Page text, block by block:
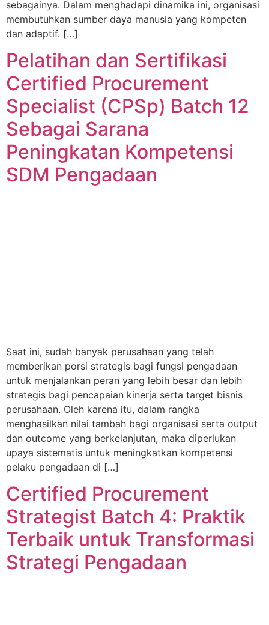
sebagainya. Dalam menghadapi dinamika ini, organisasi
membutuhkan sumber daya manusia yang kompeten
dan adaptif. […]
Pelatihan dan Sertifikasi
Certified Procurement
Specialist (CPSp) Batch 12
Sebagai Sarana
Peningkatan Kompetensi
SDM Pengadaan
Saat ini, sudah banyak perusahaan yang telah
memberikan porsi strategis bagi fungsi pengadaan
untuk menjalankan peran yang lebih besar dan lebih
strategis bagi pencapaian kinerja serta target bisnis
perusahaan. Oleh karena itu, dalam rangka
menghasilkan nilai tambah bagi organisasi serta output
dan outcome yang berkelanjutan, maka diperlukan
upaya sistematis untuk meningkatkan kompetensi
pelaku pengadaan di […]
Certified Procurement
Strategist Batch 4: Praktik
Terbaik untuk Transformasi
Strategi Pengadaan